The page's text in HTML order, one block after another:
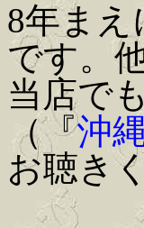
8年ま
です。
当店で
（『沖
お聴き